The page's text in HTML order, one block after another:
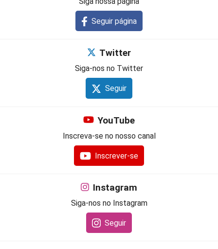
Seguir página
Twitter
Siga-nos no Twitter
Seguir
YouTube
Inscreva-se no nosso canal
Inscrever-se
Instagram
Siga-nos no Instagram
Seguir